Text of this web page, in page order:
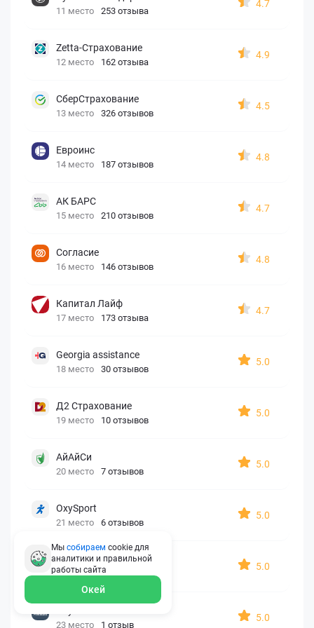
11 место 253 отзыва
4.7
Zetta-Страхование
12 место 162 отзыва
4.9
СберСтрахование
13 место 326 отзывов
4.5
Евроинс
14 место 187 отзывов
4.8
АК БАРС
15 место 210 отзывов
4.7
Согласие
16 место 146 отзывов
4.8
Капитал Лайф
17 место 173 отзыва
4.7
Georgia assistance
18 место 30 отзывов
5.0
Д2 Страхование
19 место 10 отзывов
5.0
АйАйСи
20 место 7 отзывов
5.0
OxySport
21 место 6 отзывов
5.0
ERGO AXA
22 место 2 отзыва
5.0
23 место 1 отзыв
5.0
Мы собираем cookie для
аналитики и правильной
работы сайта
Окей